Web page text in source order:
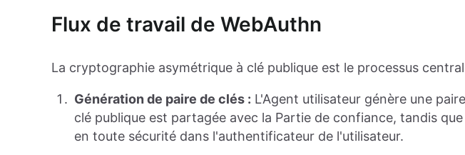
Flux de travail de WebAuthn
La cryptographie asymétrique à clé publique est le processus
Génération de paire de clés : L'Agent utilisateur génère une
clé publique est partagée avec la Partie de confiance, tandis
en toute sécurité dans l'authentificateur de l'utilisateur.